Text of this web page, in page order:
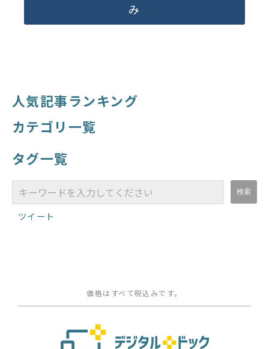
み
人気記事ランキング
カテゴリ一覧
タグ一覧
ツイート
価格はすべて税込みです。